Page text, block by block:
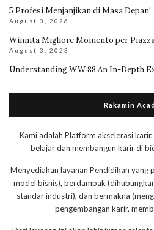
5 Profesi Menjanjikan di Masa Depan!
August 3, 2026
Winnita Migliore Momento per
August 3, 2023
Understanding WW 88 An In-Depth
Rakamin
Kami adalah Platform akselerasi
belajar dan membangun karir di
Menyediakan layanan Pendidikan yang
model bisnis), berdampak
standar industri), dan bermakna
pengembangan karir,